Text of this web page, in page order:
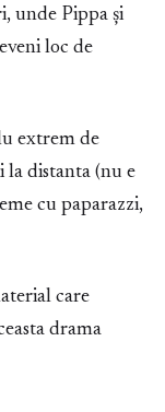
unde Pippa și
loc de
extrem de
la distanta (nu e
cu paparazzi,
care
drama